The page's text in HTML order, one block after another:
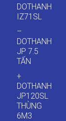
DOTHANH
IZ71SL
–
DOTHANH
JP 7.5
TẤN
+
DOTHANH
JP120SL
THÙNG
6M3